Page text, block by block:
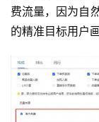
费流量，因为自
的精准目标用户